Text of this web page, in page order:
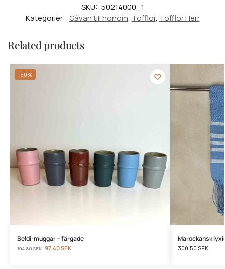
SKU: 50214000_1
Kategorier: Gåvan till honom, Tofflor, Tofflor Herr
Related products
-50%
Beldi-muggar – färgade
194,80SEK 97,40SEK
Marockansk
300,50 SEK